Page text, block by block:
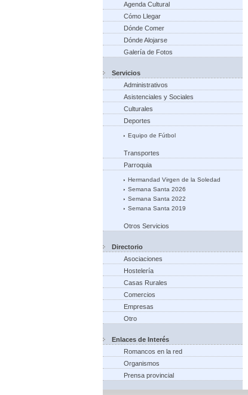
Agenda Cultural
Cómo Llegar
Dónde Comer
Dónde Alojarse
Galería de Fotos
Servicios
Administrativos
Asistenciales y Sociales
Culturales
Deportes
Equipo de Fútbol
Transportes
Parroquia
Hermandad Virgen de la Soledad
Semana Santa 2026
Semana Santa 2022
Semana Santa 2019
Otros Servicios
Directorio
Asociaciones
Hostelería
Casas Rurales
Comercios
Empresas
Otro
Enlaces de Interés
Romancos en la red
Organismos
Prensa provincial